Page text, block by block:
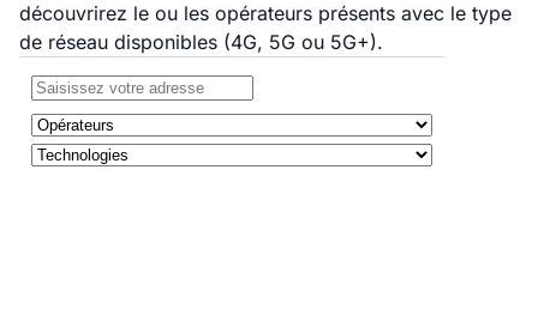
découvrirez le ou les opérateurs présents avec le type
de réseau disponibles (4G, 5G ou 5G+).